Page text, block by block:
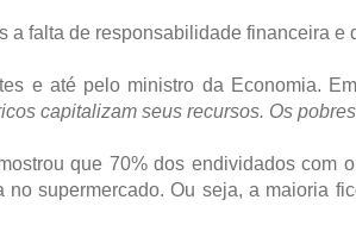
a falta de responsabilidade financeira e
e até pelo ministro da Economia.
capitalizam seus recursos. Os
que 70% dos endividados com
supermercado. Ou seja, a maioria